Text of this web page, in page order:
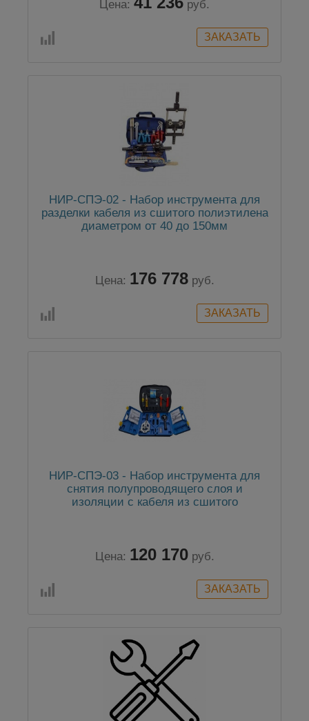
Цена: руб.
НИР-СПЭ-02 - Набор инструмента для
разделки кабеля из сшитого полиэтилена
диаметром от 40 до 150мм
Цена: 176 778 руб.
НИР-СПЭ-03 - Набор инструмента для
снятия полупроводящего слоя и
изоляции с кабеля из сшитого
Цена: 120 170 руб.